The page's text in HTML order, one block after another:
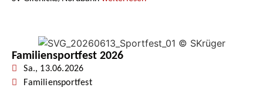
Familiensportfest 2026
Sa., 13.06.2026
Familiensportfest